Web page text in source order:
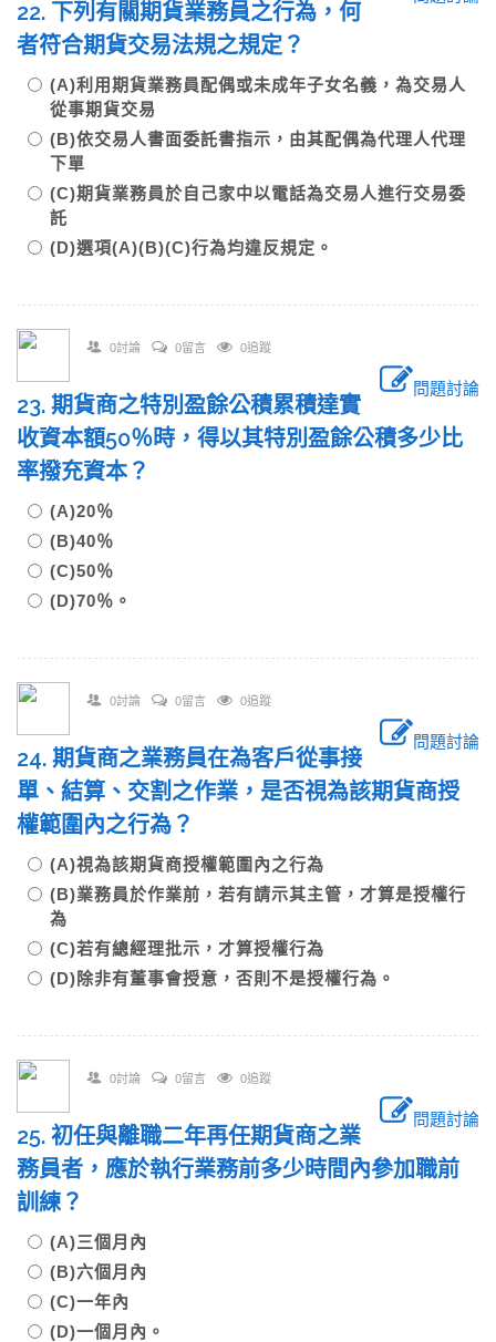
22. 下列有關期貨業務員之行為，何
者符合期貨交易法規之規定？
(A)利用期貨業務員配偶或未成年子女名義，為交易人
從事期貨交易
(B)依交易人書面委託書指示，由其配偶為代理人代理
下單
(C)期貨業務員於自己家中以電話為交易人進行交易委
託
(D)選項(A)(B)(C)行為均違反規定。
0討論 0留言 0追蹤
問題討論
23. 期貨商之特別盈餘公積累積達實
收資本額50％時，得以其特別盈餘公積多少比
率撥充資本？
(A)20％
(B)40％
(C)50％
(D)70％。
0討論 0留言 0追蹤
問題討論
24. 期貨商之業務員在為客戶從事接
單、結算、交割之作業，是否視為該期貨商授
權範圍內之行為？
(A)視為該期貨商授權範圍內之行為
(B)業務員於作業前，若有請示其主管，才算是授權行
為
(C)若有總經理批示，才算授權行為
(D)除非有董事會授意，否則不是授權行為。
0討論 0留言 0追蹤
問題討論
25. 初任與離職二年再任期貨商之業
務員者，應於執行業務前多少時間內參加職前
訓練？
(A)三個月內
(B)六個月內
(C)一年內
(D)一個月內。